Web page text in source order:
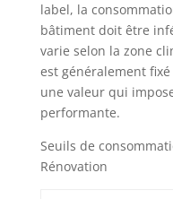
label, la
bâtiment doit être
varie selon la zone
est généralement
une valeur qui
performante.
Seuils de
Rénovation